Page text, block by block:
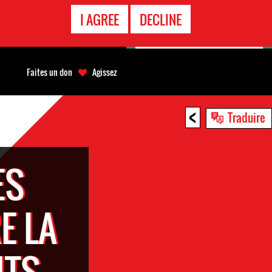
I AGREE DECLINE
< Traduire
LA
Faites un don Agissez
D'URGENCE